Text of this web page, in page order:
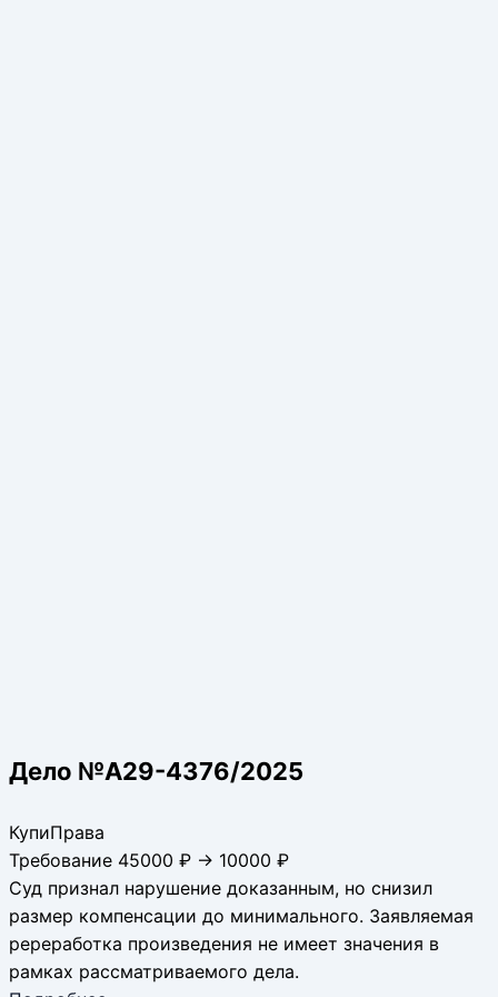
Дело №А29-4376/2025
КупиПрава
Требование 45000 ₽ → 10000 ₽
Суд признал нарушение доказанным, но снизил
размер компенсации до минимального. Заявляемая
ререработка произведения не имеет значения в
рамках рассматриваемого дела.